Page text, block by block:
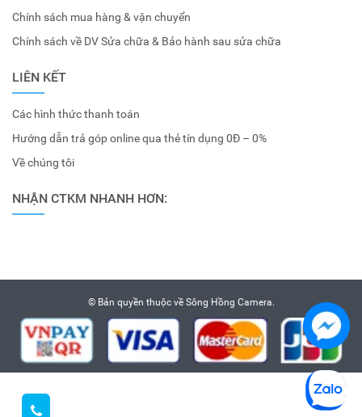
Chính sách mua hàng & vận chuyển
Chính sách về DV Sửa chữa & Bảo hành sau sửa chữa
LIÊN KẾT
Các hình thức thanh toán
Hướng dẫn trả góp online qua thẻ tín dụng 0Đ – 0%
Về chúng tôi
NHẬN CTKM NHANH HƠN:
© Bản quyền thuộc về Sông Hồng Camera.